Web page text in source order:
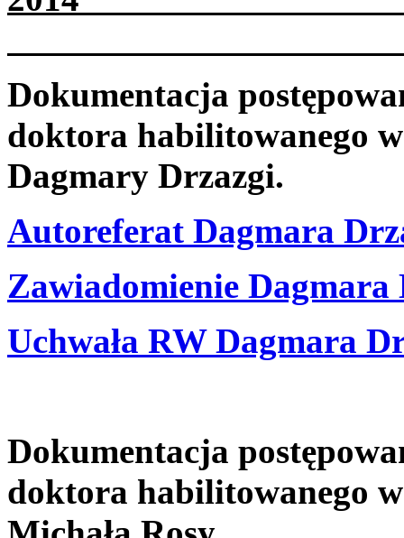
Dokumentacja
doktora habilitowanego
Dagmary Drzazgi.
Autoreferat Dagmara
Zawiadomienie Dagmara
Uchwała RW Dagmara
Dokumentacja
doktora habilitowanego